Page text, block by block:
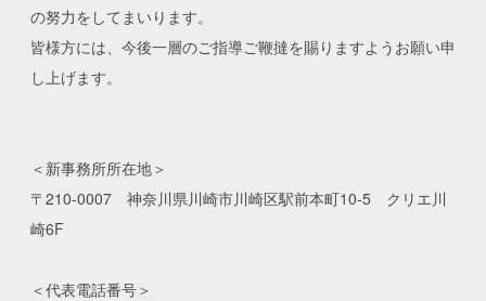
の努力をしてまいります。
皆様方には、今後一層のご指導ご鞭撻を賜りますようお願い申
し上げます。
＜新事務所所在地＞
〒210-0007 神奈川県川崎市川崎区駅前本町10-5 クリエ川
崎6F
＜代表電話番号＞